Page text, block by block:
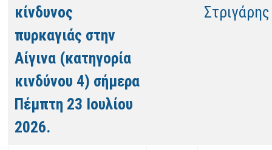
κίνδυνος
πυρκαγιάς στην
Αίγινα (κατηγορία
κινδύνου 4) σήμερα
Πέμπτη 23 Ιουλίου
2026.
Στριγάρης